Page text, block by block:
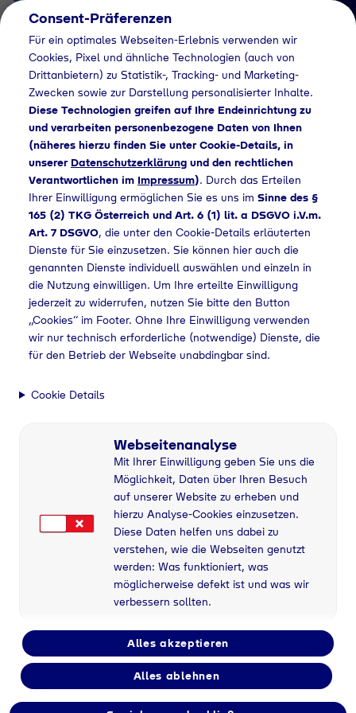
Impressum
Impressum
Home Impressum
Kontaktinformation
Tyczka Air Gases
Österreich
Geschäftsführer:
A-5282 Braunau am Inn
Fon: +43 7722 20200-0
Mail: airgases-austria@tyczka.com
Firmenbuchgericht:
Ried im Innkreis FN 387244 b
UID-Nr. ATU67574449
Steuer-Nr. 213/2631
Consent-Präferenzen
Für ein optimales Webseiten-Erlebnis verwenden wir
Cookies, Pixel und ähnliche Technologien (auch von
Drittanbietern) zu Statistik-, Tracking- und Marketing-
Zwecken sowie zur Darstellung personalisierter Inhalte.
Diese Technologien greifen auf Ihre Endeinrichtung zu
und verarbeiten personenbezogene Daten von Ihnen
(näheres hierzu finden Sie unter Cookie-Details, in
unserer Datenschutzerklärung und den rechtlichen
Verantwortlichen im Impressum). Durch das Erteilen
Ihrer Einwilligung ermöglichen Sie es uns im Sinne des §
165 (2) TKG Österreich und Art. 6 (1) lit. a DSGVO i.V.m.
Art. 7 DSGVO, die unter den Cookie-Details erläuterten
Dienste für Sie einzusetzen. Sie können hier auch die
genannten Dienste individuell auswählen und einzeln in
die Nutzung einwilligen. Um Ihre erteilte Einwilligung
jederzeit zu widerrufen, nutzen Sie bitte den Button
„Cookies“ im Footer. Ohne Ihre Einwilligung verwenden
wir nur technisch erforderliche (notwendige) Dienste, die
für den Betrieb der Webseite unabdingbar sind.
Cookie Details
Webseitenanalyse
Mit Ihrer Einwilligung geben Sie uns die
Möglichkeit, Daten über Ihren Besuch
auf unserer Website zu erheben und
hierzu Analyse-Cookies einzusetzen.
Diese Daten helfen uns dabei zu
verstehen, wie die Webseiten genutzt
werden: Was funktioniert, was
möglicherweise defekt ist und was wir
verbessern sollten.
Alles akzeptieren
Alles ablehnen